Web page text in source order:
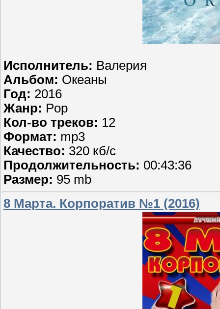
Исполнитель: Валерия
Альбом: Океаны
Год: 2016
Жанр: Pop
Кол-во треков: 12
Формат: mp3
Качество: 320 кб/с
Продолжительность: 00:43:36
Размер: 95 mb
8 Марта. Корпоратив №1 (2016)